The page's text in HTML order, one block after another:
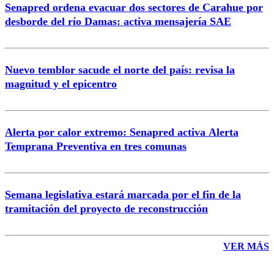
Correo
Senapred ordena evacuar dos sectores de Carahue por
desborde del río Damas: activa mensajería SAE
Nuevo temblor sacude el norte del país: revisa la
magnitud y el epicentro
Alerta por calor extremo: Senapred activa Alerta
Temprana Preventiva en tres comunas
Semana legislativa estará marcada por el fin de la
tramitación del proyecto de reconstrucción
VER MÁS